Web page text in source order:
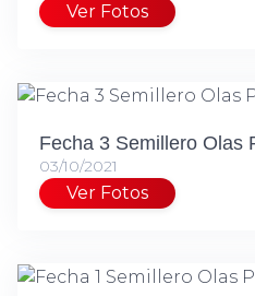
Ver Fotos
Fecha 3 Semillero Olas
03/10/2021
Ver Fotos